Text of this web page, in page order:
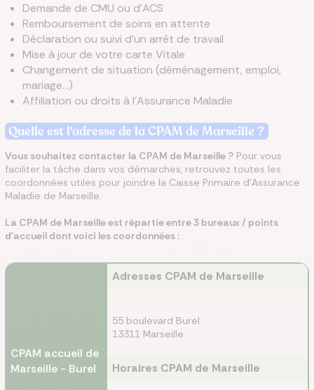
Demande de CMU ou d'ACS
Remboursement de soins en attente
Déclaration ou suivi d'un arrêt de travail
Mise à jour de votre carte Vitale
Changement de situation (déménagement, emploi,
mariage…)
Affiliation ou droits à l'Assurance Maladie
Quelle est l'adresse de la CPAMde Marseille ?
Vous souhaitez contacter la CPAM de Marseille ? Pour vous
faciliter la tâche dans vos démarches, retrouvez toutes les
coordonnées utiles pour joindre la Caisse Primaire d'Assurance
Maladie de Marseille.
La CPAM de Marseille est répartie entre 3 bureaux / points
d'accueil dont voici les coordonnées :
CPAM accueil de
Marseille - Burel
Adresses CPAM de Marseille
55 boulevard Burel
13311 Marseille
Horaires CPAM de Marseille